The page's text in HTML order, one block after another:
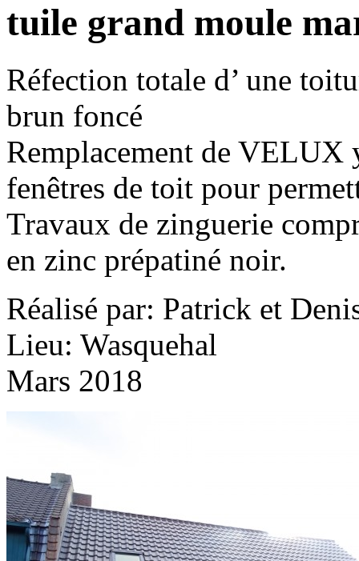
tuile grand moule
Réfection totale d’ une
brun foncé
Remplacement de VELUX
fenêtres de toit pour
Travaux de zinguerie
en zinc prépatiné noir.
Réalisé par: Patrick et
Lieu: Wasquehal
Mars 2018